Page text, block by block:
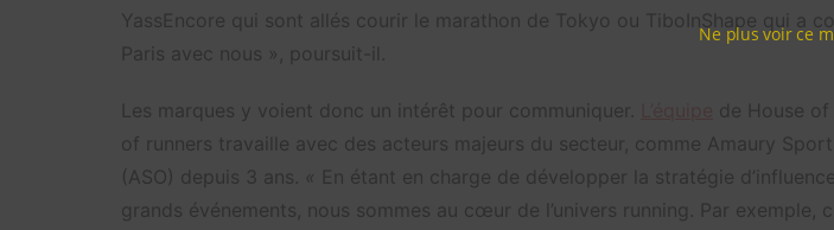
YassEncore qui sont allés courir le marathon de Tokyo ou TiboInShape qui a
Paris avec nous », poursuit-il.
Les marques y voient donc un intérêt pour communiquer.
de House
of runners travaille avec des acteurs majeurs du secteur, comme Amaury
(ASO) depuis 3 ans. « En étant en charge de développer la stratégie
grands événements, nous sommes au cœur de l’univers running. Par exemple,
Ne plus voir ce